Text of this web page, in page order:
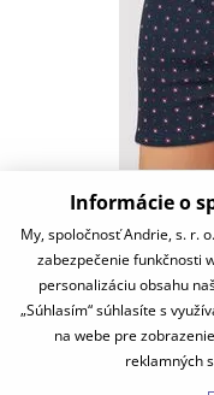
Informácie o
My, spoločnosť Andrie, s. r.
zabezpečenie funkčnosti
personalizáciu obsahu
„Súhlasím“ súhlasíte s
na webe pre
reklamných